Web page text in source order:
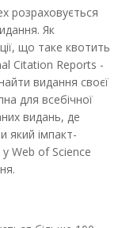
розраховується
Як
що таке квотить
Citation Reports -
видання своєї
для всебічної
видань, де
який імпакт-
у Web of Science